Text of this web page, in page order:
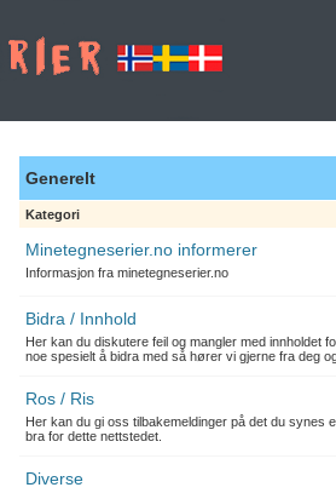
Generelt
Kategori
Minetegneserier.no informerer
Informasjon fra minetegneserier.no
Bidra / Innhold
Her kan du diskutere feil og mangler med innholdet
noe spesielt å bidra med så hører vi gjerne fra deg
Ros / Ris
Her kan du gi oss tilbakemeldinger på det du synes
bra for dette nettstedet.
Diverse